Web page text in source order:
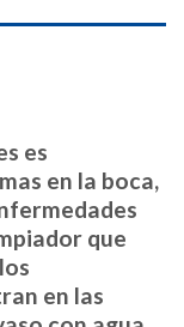
es
en la boca,
que
en las